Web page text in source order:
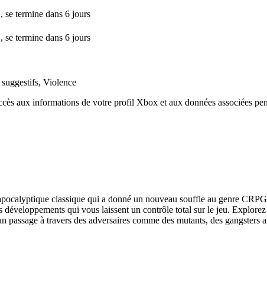
termine dans 6 jours
termine dans 6 jours
Violence
aux informations de votre profil Xbox et aux données associées
classique qui a donné un nouveau souffle au genre
développements qui vous laissent un contrôle total sur le jeu.
à travers des adversaires comme des mutants, des